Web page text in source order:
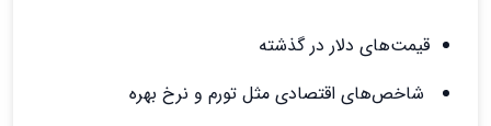
قیمت‌های دلار در گذشته
شاخص‌های اقتصادی مثل تورم و نرخ بهره